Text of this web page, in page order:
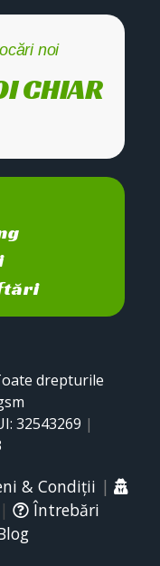
noi
CHIAR
drepturile
32543269 |
& Condiții |
|
Întrebări